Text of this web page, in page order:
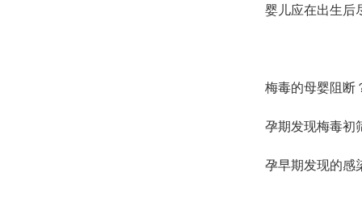
婴儿应在出生后
梅毒的母婴阻断
孕期发现梅毒初
孕早期发现的感